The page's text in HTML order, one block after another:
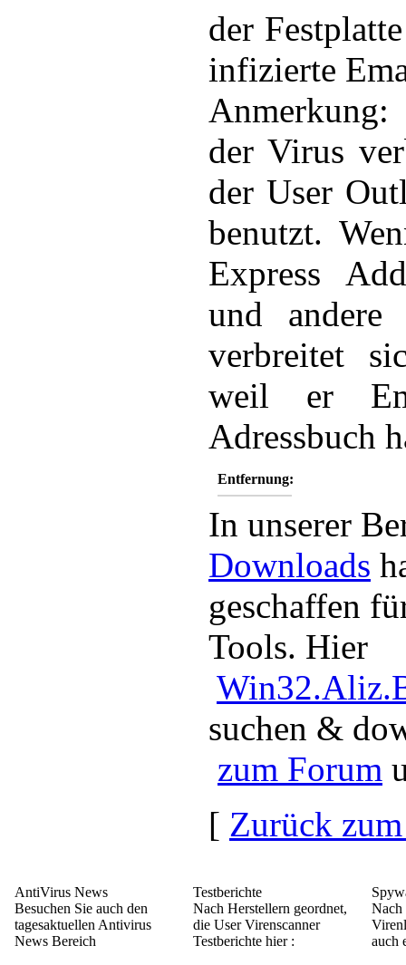
der
infizierte
Anmerkung:
der Virus
der User
benutzt.
Express
und andere
verbreitet
weil er
Adressbuch
Entfernung:
In unserer
Downloads
geschaffen
Tools. Hier
suchen &
zum Forum
[ Zurück
AntiVirus News
Besuchen Sie auch den
tagesaktuellen Antivirus
News Bereich
Testberichte
Nach Herstellern geordnet,
die User Virenscanner
Testberichte hier :
Nach
auch